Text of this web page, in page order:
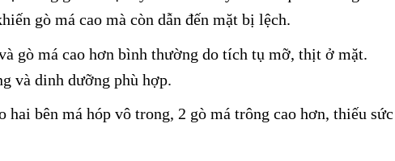
gò má cao mà còn dẫn đến mặt bị lệch.
gò má cao hơn bình thường do tích tụ mỡ, thịt ở mặt.
và dinh dưỡng phù hợp.
hai bên má hóp vô trong, 2 gò má trông cao hơn, thiếu sức